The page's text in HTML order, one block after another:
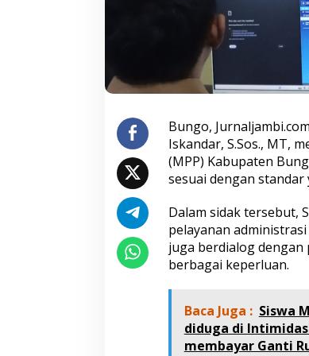
a
y
a
n
u
b
l
i
k
P
a
s
t
i
n
K
u
a
Bungo,
Iskandar, S.Sos., MT,
(MPP) Kabupaten
sesuai dengan
Dalam sidak tersebut,
pelayanan
juga berdialog dengan
berbagai keperluan.
Baca Juga : Siswa
diduga di
membayar Ganti